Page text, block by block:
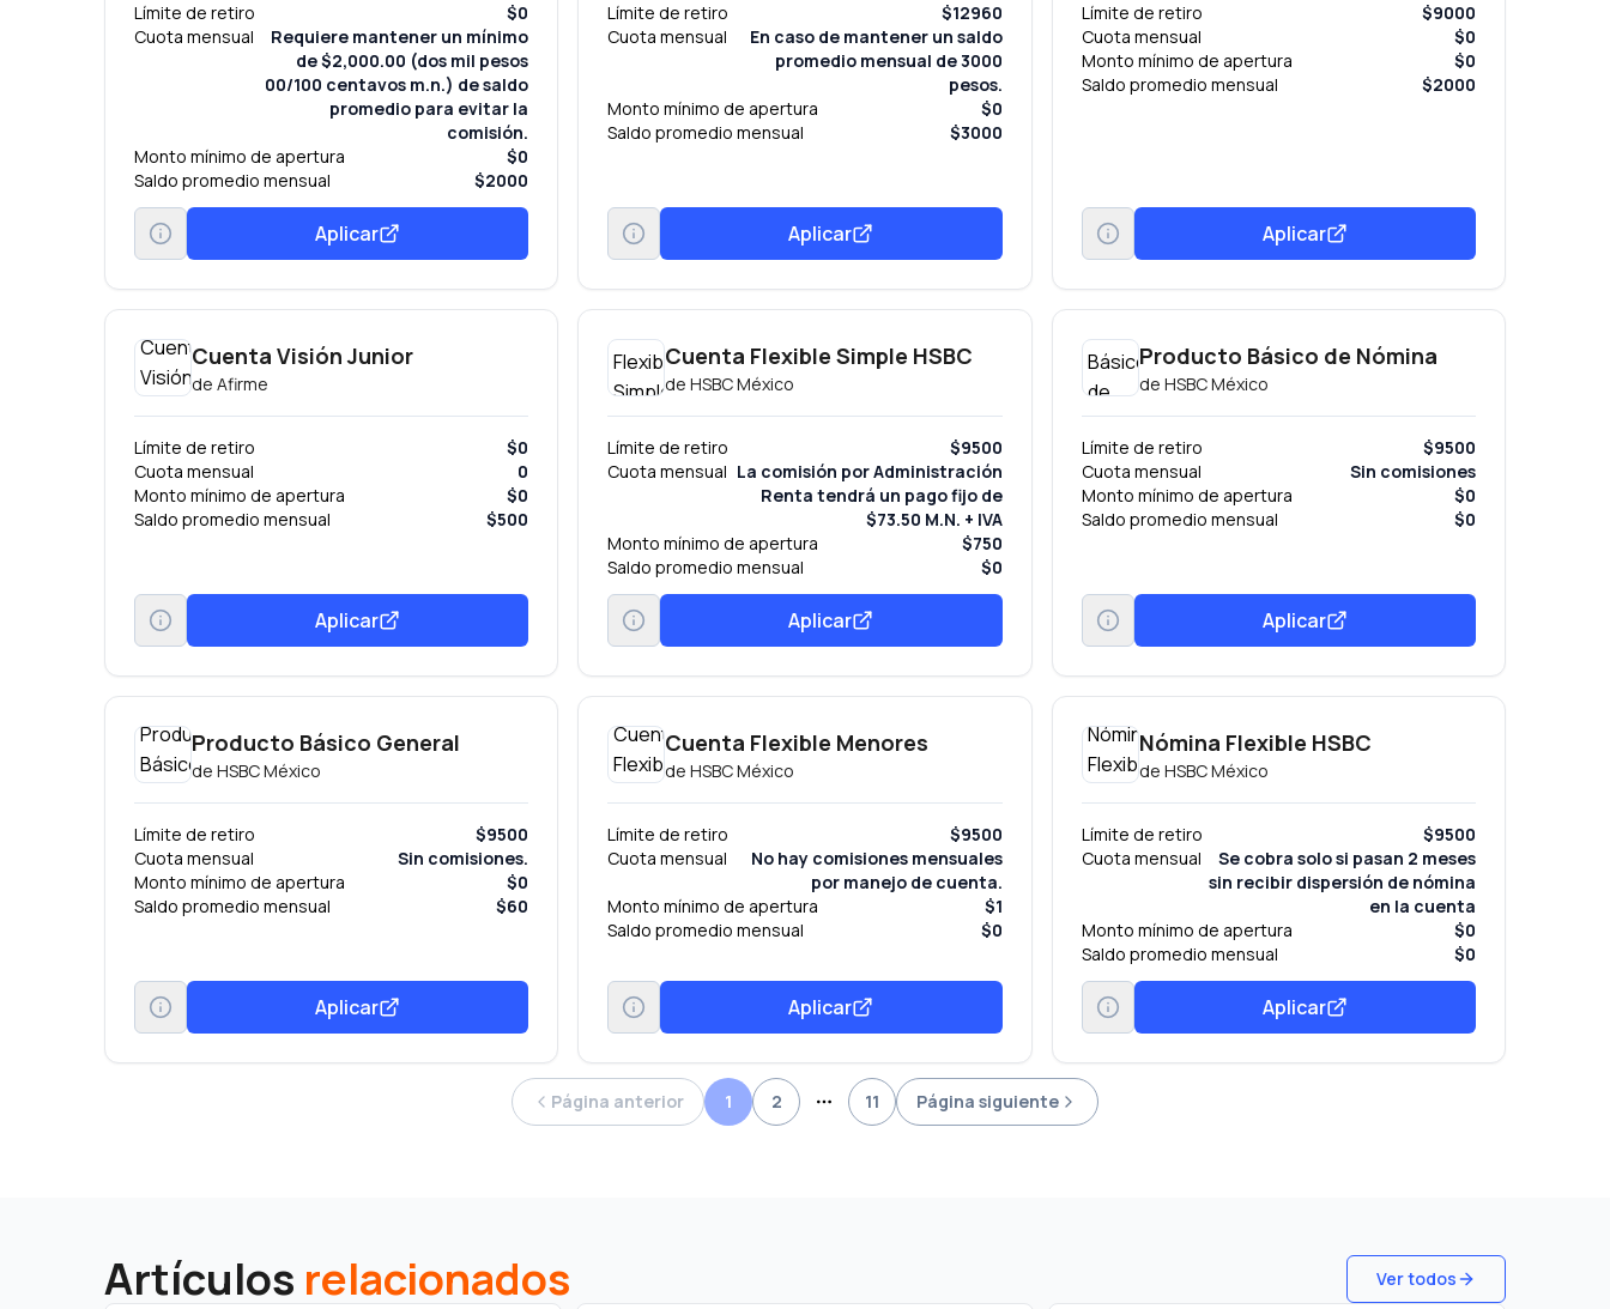
Límite de retiro
$0
Cuota mensual
Requiere mantener un mínimo
de $2,000.00 (dos mil pesos
00/100 centavos m.n.) de saldo
promedio para evitar la
comisión.
Monto mínimo de apertura
$0
Saldo promedio mensual
$2000
Aplicar
Límite de retiro
$12960
Cuota mensual
En caso de mantener un saldo
promedio mensual de 3000
pesos.
Monto mínimo de apertura
$0
Saldo promedio mensual
$3000
Aplicar
Límite de retiro
$9000
Cuota mensual
$0
Monto mínimo de apertura
$0
Saldo promedio mensual
$2000
Aplicar
Cuenta Visión Junior
de Afirme
Límite de retiro
$0
Cuota mensual
0
Monto mínimo de apertura
$0
Saldo promedio mensual
$500
Aplicar
Cuenta Flexible Simple HSBC
de HSBC México
Límite de retiro
$9500
Cuota mensual La comisión por Administración
Renta tendrá un pago fijo de
$73.50 M.N. + IVA
Monto mínimo de apertura
$750
Saldo promedio mensual
$0
Aplicar
Producto Básico de Nómina
de HSBC México
Límite de retiro
$9500
Cuota mensual
Sin comisiones
Monto mínimo de apertura
$0
Saldo promedio mensual
$0
Aplicar
Producto Básico General
de HSBC México
Límite de retiro
$9500
Cuota mensual
Sin comisiones.
Monto mínimo de apertura
$0
Saldo promedio mensual
$60
Aplicar
Cuenta Flexible Menores
de HSBC México
Límite de retiro
$9500
Cuota mensual
No hay comisiones mensuales
por manejo de cuenta.
Monto mínimo de apertura
$1
Saldo promedio mensual
$0
Aplicar
Nómina Flexible HSBC
de HSBC México
Límite de retiro
$9500
Cuota mensual
Se cobra solo si pasan 2 meses
sin recibir dispersión de nómina
en la cuenta
Monto mínimo de apertura
$0
Saldo promedio mensual
$0
Aplicar
Página anterior 1 2 More pages
11 Página siguiente
Artículos relacionados Ver todos